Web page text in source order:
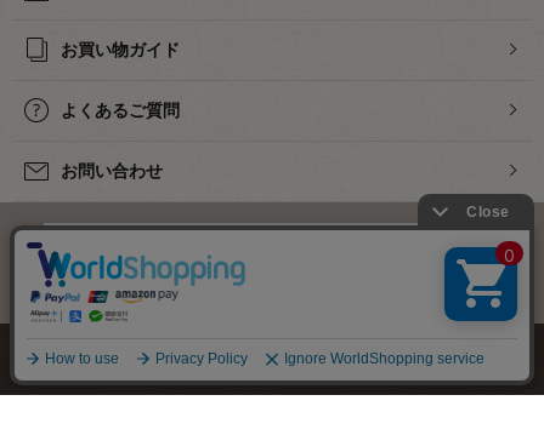
お買い物ガイド
よくあるご質問
お問い合わせ
株式会社オカダヤ 会社概要 採用情報